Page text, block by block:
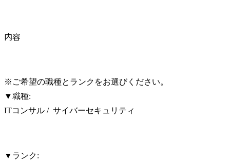
内容
※ご希望の職種とランクをお選びください。
▼職種:
ITコンサル /  サイバーセキュリティ
▼ランク: